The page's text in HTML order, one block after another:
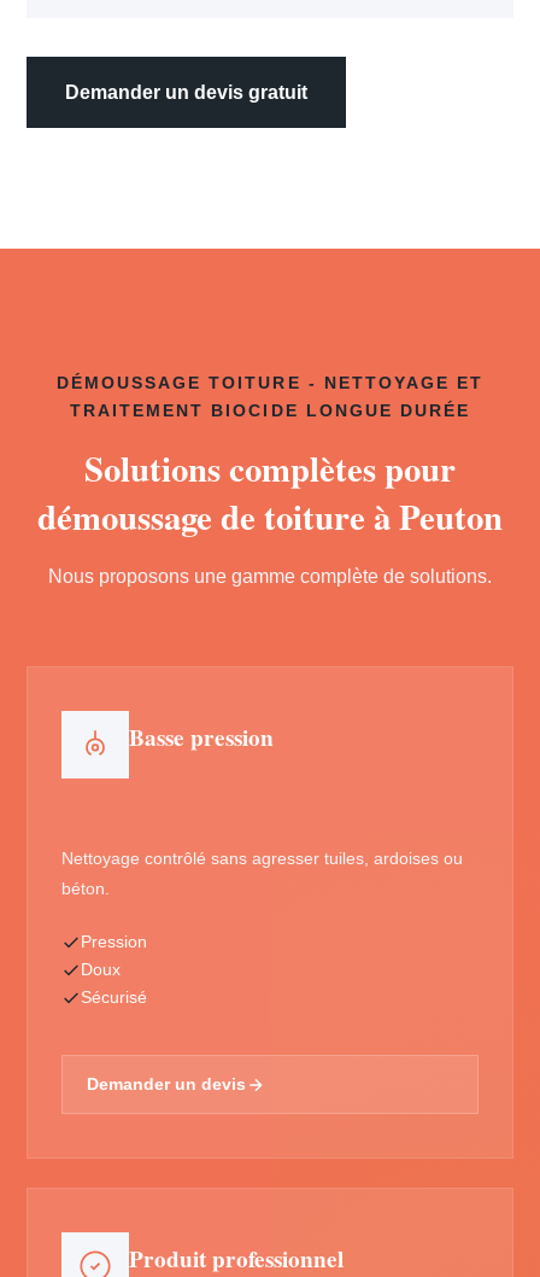
Demander un devis gratuit
DÉMOUSSAGE TOITURE - NETTOYAGE ET
TRAITEMENT BIOCIDE LONGUE DURÉE
Solutions complètes pour
démoussage de toiture à Peuton
Nous proposons une gamme complète de solutions.
Basse pression
Nettoyage contrôlé sans agresser tuiles, ardoises ou
béton.
Pression
Doux
Sécurisé
Demander un devis
Produit professionnel